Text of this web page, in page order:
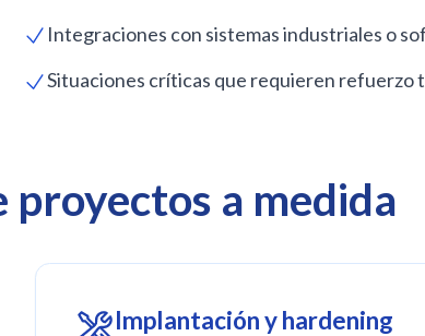
Integraciones con sistemas industriales o
Situaciones críticas que requieren refuerzo
a medida
Implantación y hardening